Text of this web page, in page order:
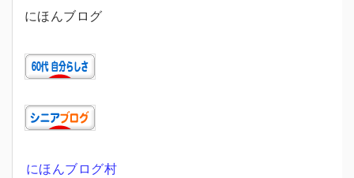
にほんブログ
にほんブログ村